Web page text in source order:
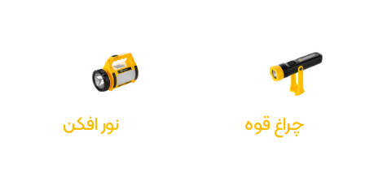
چراغ قوه نور افکن